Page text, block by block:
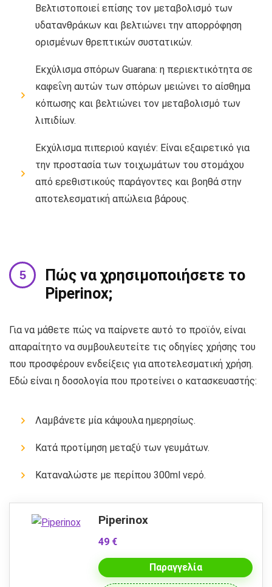
Βελτιστοποιεί επίσης τον μεταβολισμό των
υδατανθράκων και βελτιώνει την απορρόφηση
ορισμένων θρεπτικών συστατικών.
Εκχύλισμα σπόρων Guarana: η περιεκτικότητα σε
καφεΐνη αυτών των σπόρων μειώνει το αίσθημα
κόπωσης και βελτιώνει τον μεταβολισμό των
λιπιδίων.
Εκχύλισμα πιπεριού καγιέν: Είναι εξαιρετικό για
την προστασία των τοιχωμάτων του στομάχου
από ερεθιστικούς παράγοντες και βοηθά στην
αποτελεσματική απώλεια βάρους.
Πώς να χρησιμοποιήσετε το
Piperinox;
Για να μάθετε πώς να παίρνετε αυτό το προϊόν, είναι
απαραίτητο να συμβουλευτείτε τις οδηγίες χρήσης του
που προσφέρουν ενδείξεις για αποτελεσματική χρήση.
Εδώ είναι η δοσολογία που προτείνει ο κατασκευαστής:
Λαμβάνετε μία κάψουλα ημερησίως.
Κατά προτίμηση μεταξύ των γευμάτων.
Καταναλώστε με περίπου 300ml νερό.
Piperinox
49 €
Παραγγελία